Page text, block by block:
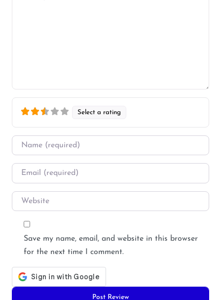
Select a rating
Name
Email
Website
Save my name, email, and website in this browser
for the next time I comment.